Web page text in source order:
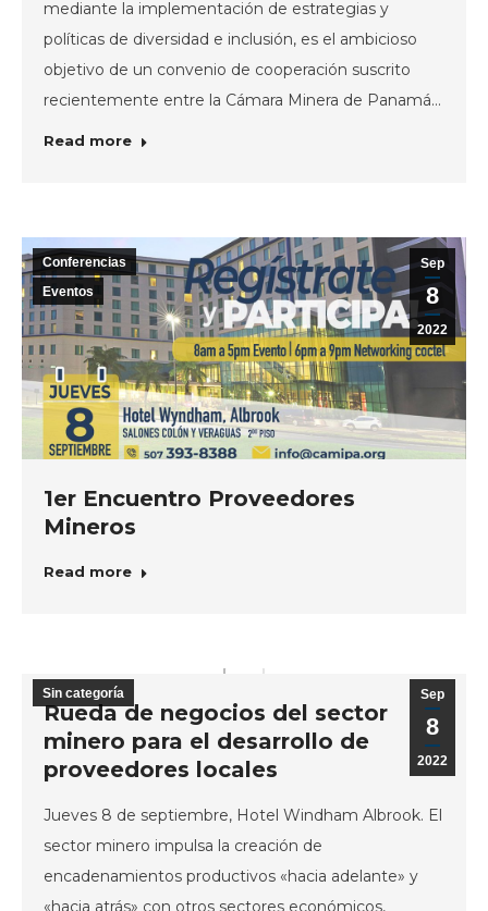
mediante la implementación de estrategias y
políticas de diversidad e inclusión, es el ambicioso
objetivo de un convenio de cooperación suscrito
recientemente entre la Cámara Minera de Panamá…
Read more
Sep
8
2022
Conferencias
Eventos
1er Encuentro Proveedores
Mineros
Read more
Sep
8
2022
Sin categoría
Rueda de negocios del sector
minero para el desarrollo de
proveedores locales
Jueves 8 de septiembre, Hotel Windham Albrook. El
sector minero impulsa la creación de
encadenamientos productivos «hacia adelante» y
«hacia atrás» con otros sectores económicos,